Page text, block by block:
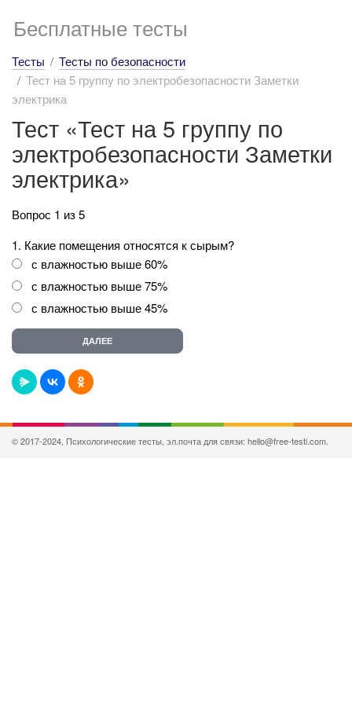
Бесплатные тесты
Тесты
Тесты по безопасности
Тест на 5 группу по электробезопасности Заметки
электрика
Тест «Тест на 5 группу по
электробезопасности Заметки
электрика»
Вопрос 1 из 5
1. Какие помещения относятся к сырым?
с влажностью выше 60%
с влажностью выше 75%
с влажностью выше 45%
© 2017-2024, Психологические тесты, эл.почта для связи: hello@free-testi.com.